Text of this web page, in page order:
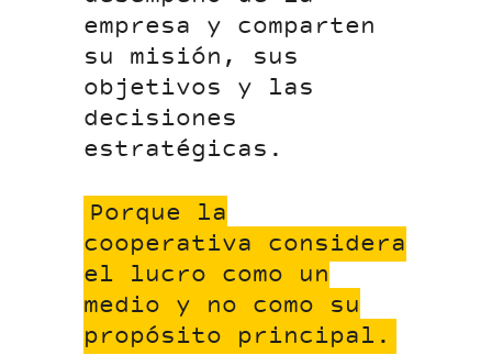
empresa y comparten
su misión, sus
objetivos y las
decisiones
estratégicas.
Porque la
cooperativa considera
el lucro como un
medio y no como su
propósito principal.